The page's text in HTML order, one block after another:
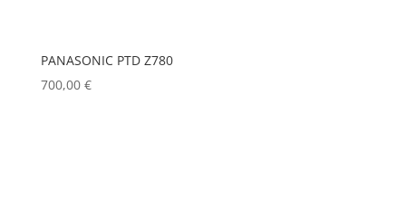
PANASONIC PTD Z780
700,00 €